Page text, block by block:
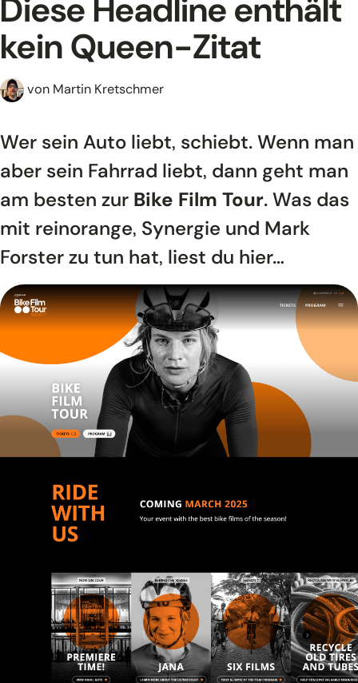
Über uns
Kontakt
Diese Headline enthält
kein Queen-Zitat
von Martin Kretschmer
Wer sein Auto liebt, schiebt. Wenn man
aber sein Fahrrad liebt, dann geht man
am besten zur Bike Film Tour. Was das
mit reinorange, Synergie und Mark
Forster zu tun hat, liest du hier…